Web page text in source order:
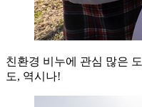
친환경 비누에 관심 많은
도, 역시나!